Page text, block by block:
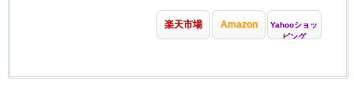
楽天市場 Amazon
Yahooショッ
ピング